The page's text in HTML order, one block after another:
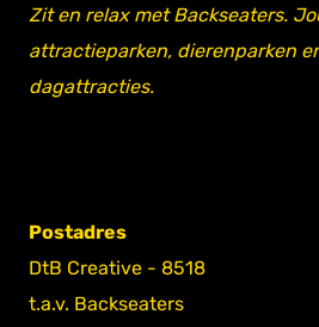
Zit en relax met Backseaters.
attractieparken, dierenparken
dagattracties.
Postadres
DtB Creative - 8518
t.a.v. Backseaters